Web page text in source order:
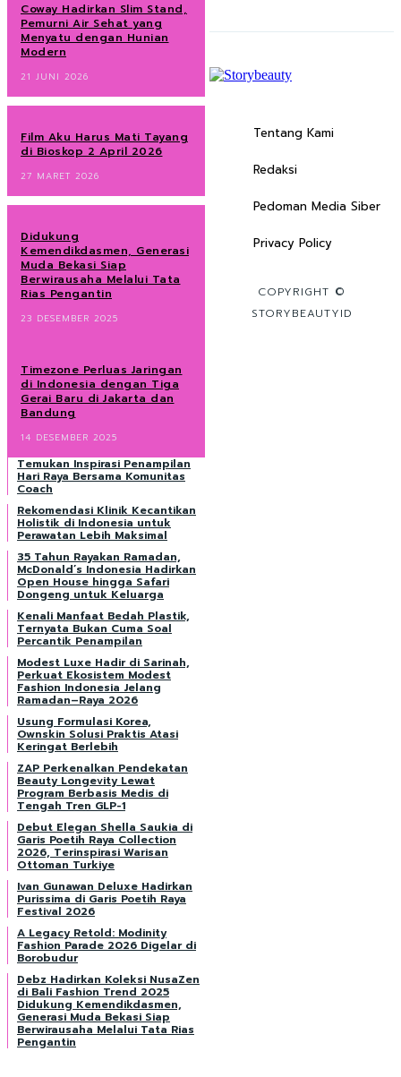
Coway Hadirkan Slim Stand,
Pemurni Air Sehat yang
Menyatu dengan Hunian
Modern
21 JUNI 2026
Film Aku Harus Mati Tayang
di Bioskop 2 April 2026
27 MARET 2026
Didukung
Kemendikdasmen, Generasi
Muda Bekasi Siap
Berwirausaha Melalui Tata
Rias Pengantin
23 DESEMBER 2025
Timezone Perluas Jaringan
di Indonesia dengan Tiga
Gerai Baru di Jakarta dan
Bandung
14 DESEMBER 2025
Temukan Inspirasi Penampilan
Hari Raya Bersama Komunitas
Coach
Rekomendasi Klinik Kecantikan
Holistik di Indonesia untuk
Perawatan Lebih Maksimal
35 Tahun Rayakan Ramadan,
McDonald’s Indonesia Hadirkan
Open House hingga Safari
Dongeng untuk Keluarga
Kenali Manfaat Bedah Plastik,
Ternyata Bukan Cuma Soal
Percantik Penampilan
Modest Luxe Hadir di Sarinah,
Perkuat Ekosistem Modest
Fashion Indonesia Jelang
Ramadan–Raya 2026
Usung Formulasi Korea,
Ownskin Solusi Praktis Atasi
Keringat Berlebih
ZAP Perkenalkan Pendekatan
Beauty Longevity Lewat
Program Berbasis Medis di
Tengah Tren GLP-1
Debut Elegan Shella Saukia di
Garis Poetih Raya Collection
2026, Terinspirasi Warisan
Ottoman Turkiye
Ivan Gunawan Deluxe Hadirkan
Purissima di Garis Poetih Raya
Festival 2026
A Legacy Retold: Modinity
Fashion Parade 2026 Digelar di
Borobudur
Debz Hadirkan Koleksi NusaZen
di Bali Fashion Trend 2025
Didukung Kemendikdasmen,
Generasi Muda Bekasi Siap
Berwirausaha Melalui Tata Rias
Pengantin
Tentang Kami
Redaksi
Pedoman Media Siber
Privacy Policy
COPYRIGHT ©
STORYBEAUTYID